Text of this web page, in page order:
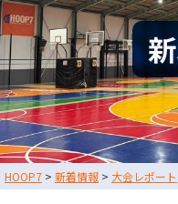
大会・イベント情報
HOOPERSスクール
バスケ×BBQ
お知らせ
スタッフブログ
お問い合わせ
利用規約
運営会社情報
採用情報
HOOP7 > 新着情報 > 大会レポート